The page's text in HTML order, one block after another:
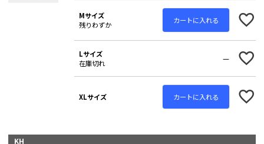
Mサイズ
残りわずか
カートに入れる
Lサイズ
在庫切れ
—
XLサイズ カートに入れる
KH